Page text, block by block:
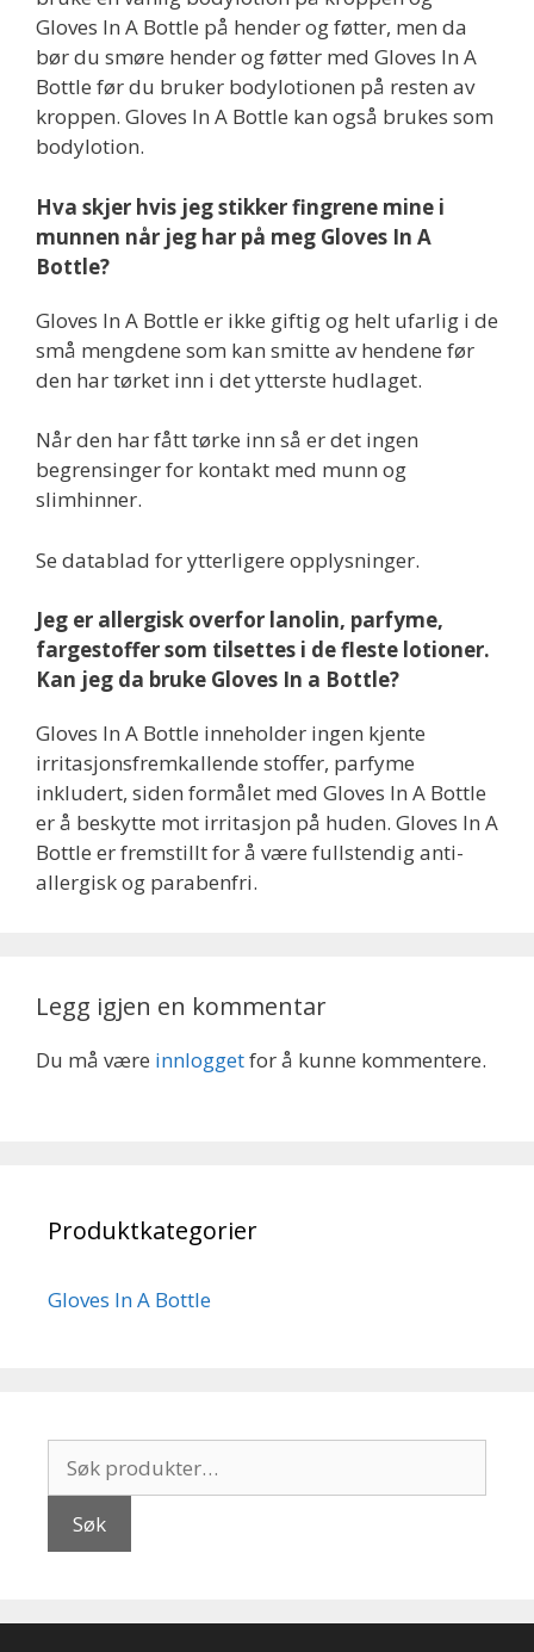
Gloves In A Bottle på hender og føtter, men da
bør du smøre hender og føtter med Gloves In A
Bottle før du bruker bodylotionen på resten av
kroppen. Gloves In A Bottle kan også brukes som
bodylotion.
Hva skjer hvis jeg stikker fingrene mine i
munnen når jeg har på meg Gloves In A
Bottle?
Gloves In A Bottle er ikke giftig og helt ufarlig i de
små mengdene som kan smitte av hendene før
den har tørket inn i det ytterste hudlaget.
Når den har fått tørke inn så er det ingen
begrensinger for kontakt med munn og
slimhinner.
Se datablad for ytterligere opplysninger.
Jeg er allergisk overfor lanolin, parfyme,
fargestoffer som tilsettes i de fleste lotioner.
Kan jeg da bruke Gloves In a Bottle?
Gloves In A Bottle inneholder ingen kjente
irritasjonsfremkallende stoffer, parfyme
inkludert, siden formålet med Gloves In A Bottle
er å beskytte mot irritasjon på huden. Gloves In A
Bottle er fremstillt for å være fullstendig anti-
allergisk og parabenfri.
Legg igjen en kommentar
Du må være innloggetfor å kunne kommentere.
Produktkategorier
Gloves In A Bottle
etter:
Søk